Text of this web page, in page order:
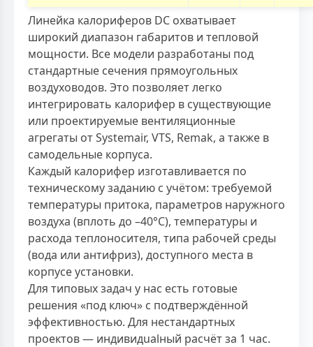
Линейка калориферов DC охватывает
широкий диапазон габаритов и тепловой
мощности. Все модели разработаны под
стандартные сечения прямоугольных
воздуховодов. Это позволяет легко
интегрировать калорифер в существующие
или проектируемые вентиляционные
агрегаты от Systemair, VTS, Remak, а также в
самодельные корпуса.
Каждый калорифер изготавливается по
техническому заданию с учётом: требуемой
температуры притока, параметров наружного
воздуха (вплоть до –40°C), температуры и
расхода теплоносителя, типа рабочей среды
(вода или антифриз), доступного места в
корпусе установки.
Для типовых задач у нас есть готовые
решения «под ключ» с подтверждённой
эффективностью. Для нестандартных
проектов — индивидualный расчёт за 1 час.